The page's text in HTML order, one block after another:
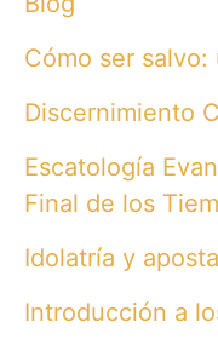
Cómo ser
Discernimiento
Escatología
Final de los
Idolatría y
Introducción a